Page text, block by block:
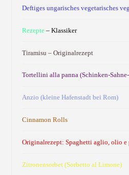
Deftiges ungarisches vegetarisches
Rezepte– Klassiker
Tiramisu – Originalrezept
Tortellini alla panna (Schinken-
Anzio (kleine Hafenstadt bei Rom)
Cinnamon Rolls
Originalrezept: Spaghetti aglio, olio e
Zitronensorbet (Sorbetto al Limone)